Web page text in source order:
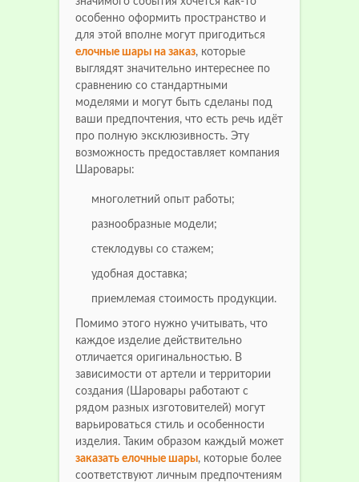
особенно оформить пространство и
для этой вполне могут пригодиться
елочные шары на заказ, которые
выглядят значительно интереснее по
сравнению со стандартными
моделями и могут быть сделаны под
ваши предпочтения, что есть речь идёт
про полную эксклюзивность. Эту
возможность предоставляет компания
Шаровары:
многолетний опыт работы;
разнообразные модели;
стеклодувы со стажем;
удобная доставка;
приемлемая стоимость продукции.
Помимо этого нужно учитывать, что
каждое изделие действительно
отличается оригинальностью. В
зависимости от артели и территории
создания (Шаровары работают с
рядом разных изготовителей) могут
варьироваться стиль и особенности
изделия. Таким образом каждый может
заказать елочные шары, которые более
соответствуют личным предпочтениям